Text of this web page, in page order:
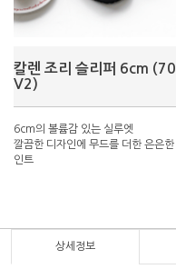
칼렌 조리 슬리퍼 6cm
V2)
6cm의 볼륨감 있는 실루엣
깔끔한 디자인에 무드를 더한 은은한
인트
상세정보